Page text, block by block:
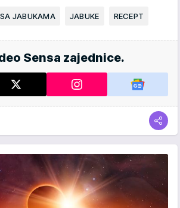
JABUKAMA JABUKE RECEPT
Sensa zajednice.